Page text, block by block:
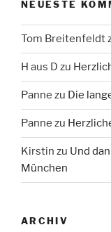
NEUESTE
Tom Breitenfeldt
H aus D zu
Panne zu Die
Panne zu
Kirstin zu Und
München
ARCHIV